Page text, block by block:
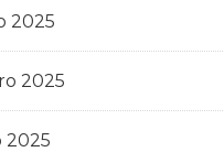
2025
2025
2025